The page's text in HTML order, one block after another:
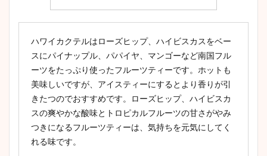
ハワイカクテルはローズヒップ、ハイビスカスをベー
スにパイナップル、パパイヤ、マンゴーなど南国フル
ーツをたっぷり使ったフルーツティーです。ホットも
美味しいですが、アイスティーにするとより香りが引
きたつのでおすすめです。ローズヒップ、ハイビスカ
スの爽やかな酸味とトロピカルフルーツの甘さがやみ
つきになるフルーツティーは、気持ちを元気にしてく
れる味です。